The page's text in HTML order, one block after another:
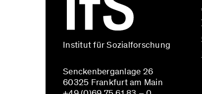
Institut für Sozialforschung
Senckenberganlage 26
60325 Frankfurt am Main